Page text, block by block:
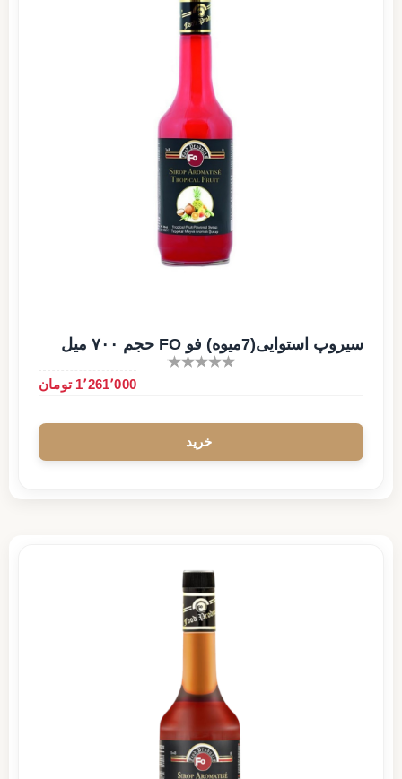
سیروپ استوایی(7میوه) فو FO حجم ۷۰۰ میل
1٬261٬000 تومان